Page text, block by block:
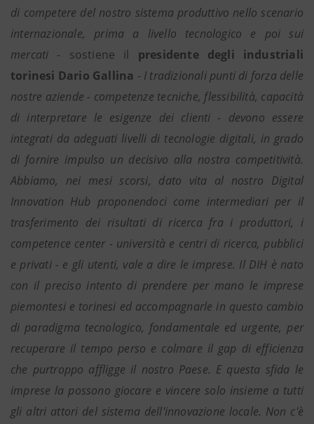
di competere del nostro sistema produttivo nello scenario
internazionale, prima a livello tecnologico e poi sui
mercati - sostiene il presidente degli industriali
torinesi Dario Gallina - I tradizionali punti di forza delle
nostre aziende - competenze tecniche, flessibilità, capacità
di interpretare le esigenze dei clienti - devono essere
integrati da adeguati livelli di tecnologie digitali, in grado
di fornire impulso un decisivo alla nostra competitività.
Abbiamo, nei mesi scorsi, dato vita al nostro Digital
Innovation Hub proponendoci come intermediari per il
trasferimento dei risultati di ricerca fra i produttori, i
competence center - università e centri di ricerca, pubblici
e privati - e gli utenti, vale a dire le imprese. Il DIH è nato
con il preciso intento di prendere per mano le imprese
piemontesi e torinesi ed accompagnarle in questo cambio
di paradigma tecnologico, fondamentale ed urgente, per
recuperare il tempo perso e colmare il gap di efficienza
che purtroppo affligge il nostro Paese. E questa sfida le
imprese la possono giocare e vincere solo insieme a tutti
gli altri attori del sistema dell'innovazione locale. Non c'è